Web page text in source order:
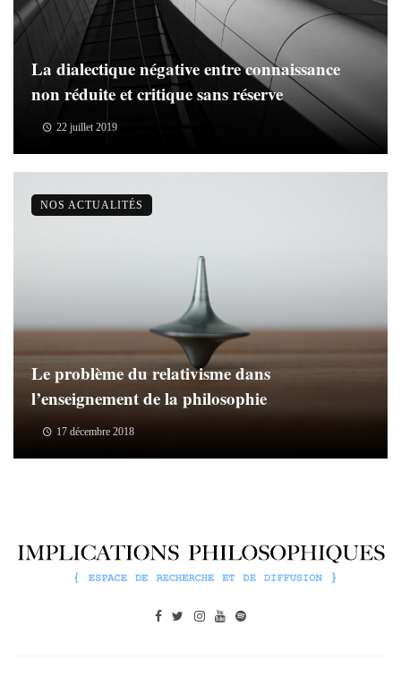
La dialectique négative entre connaissance
non réduite et critique sans réserve
22 juillet 2019
Le problème du relativisme dans
l’enseignement de la philosophie
17 décembre 2018
NOS ACTUALITÉS